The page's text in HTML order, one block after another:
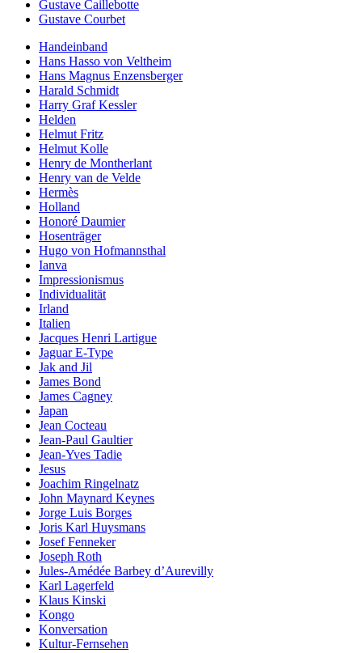
Gustave Caillebotte
Gustave Courbet
Handeinband
Hans Hasso von Veltheim
Hans Magnus Enzensberger
Harald Schmidt
Harry Graf Kessler
Helden
Helmut Fritz
Helmut Kolle
Henry de Montherlant
Henry van de Velde
Hermès
Holland
Honoré Daumier
Hosenträger
Hugo von Hofmannsthal
Ianva
Impressionismus
Individualität
Irland
Italien
Jacques Henri Lartigue
Jaguar E-Type
Jak and Jil
James Bond
James Cagney
Japan
Jean Cocteau
Jean-Paul Gaultier
Jean-Yves Tadie
Jesus
Joachim Ringelnatz
John Maynard Keynes
Jorge Luis Borges
Joris Karl Huysmans
Josef Fenneker
Joseph Roth
Jules-Amédée Barbey d’Aurevilly
Karl Lagerfeld
Klaus Kinski
Kongo
Konversation
Kultur-Fernsehen